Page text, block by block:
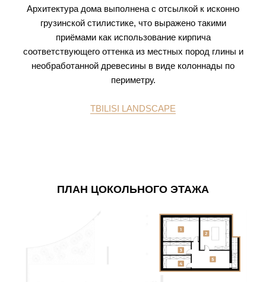
Архитектура дома выполнена с отсылкой к исконно
грузинской стилистике, что выражено такими
приёмами как использование кирпича
соответствующего оттенка из местных пород глины и
необработанной древесины в виде колоннады по
периметру.
TBILISI LANDSCAPE
ПЛАН ЦОКОЛЬНОГО ЭТАЖА